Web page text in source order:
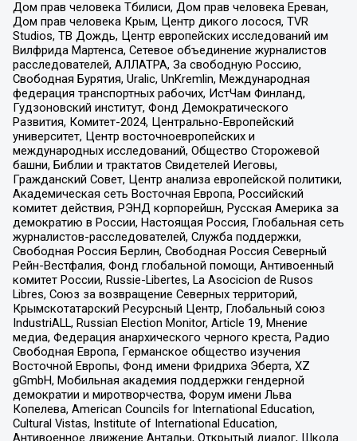
Дом прав человека Тбилиси, Дом прав человека Ереван,
Дом прав человека Крым, Центр дикого лосося, TVR
Studios, ТВ Дождь, Центр европейских исследований им
Вилфрида Мартенса, Сетевое объединение журналистов
расследователей, АЛЛАТРА, За свободную Россию,
Свободная Бурятия, Uralic, UnKremlin, Международная
федерация транспортных рабочих, ИстЧам Финланд,
Гудзоновский институт, Фонд Демократического
Развития, Комитет-2024, Центрально-Европейский
университет, Центр восточноевропейских и
международных исследований, Общество Сторожевой
башни, Библии и трактатов Свидетелей Иеговы,
Гражданский Совет, Центр анализа европейской политики,
Академическая сеть Восточная Европа, Российский
комитет действия, РЭНД корпорейшн, Русская Америка за
демократию в России, Настоящая Россия, Глобальная сеть
журналистов-расследователей, Служба поддержки,
Свободная Россия Берлин, Свободная Россия Северный
Рейн-Вестфалия, Фонд глобальной помощи, Антивоенный
комитет России, Russie-Libertes, La Asocicion de Rusos
Libres, Союз за возвращение Северных территорий,
Крымскотатарский Ресурсный Центр, Глобальный союз
IndustriALL, Russian Election Monitor, Article 19, Мнение
медиа, Федерация анархического черного креста, Радио
Свободная Европа, Германское общество изучения
Восточной Европы, Фонд имени Фридриха Эберта, XZ
gGmbH, Мобильная академия поддержки гендерной
демократии и миротворчества, Форум имени Льва
Копелева, American Councils for International Education,
Cultural Vistas, Institute of International Education,
Антивоенное движение Антальи, Открытый диалог, Школа